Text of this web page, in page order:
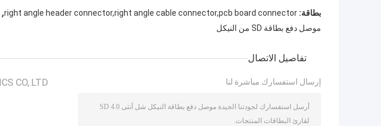
بطاقة: right angle header connector,right angle cable connector,pcb board connector
,
موصل دفع بطاقة SD من النيكل
تفاصيل الاتصال
CO,.LTD إرسال استفسارك مباشرة لنا